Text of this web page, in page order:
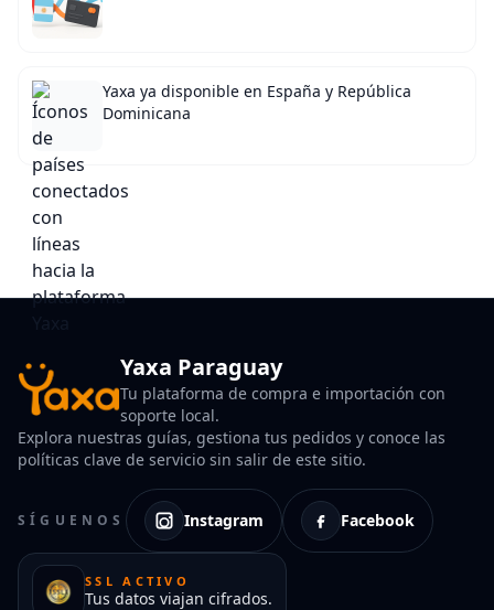
Yaxa ya disponible en España y República
Dominicana
Yaxa Paraguay
Tu plataforma de compra e importación con
soporte local.
Explora nuestras guías, gestiona tus pedidos y conoce las
políticas clave de servicio sin salir de este sitio.
SÍGUENOS Instagram Facebook
SSL ACTIVO
Tus datos viajan cifrados.